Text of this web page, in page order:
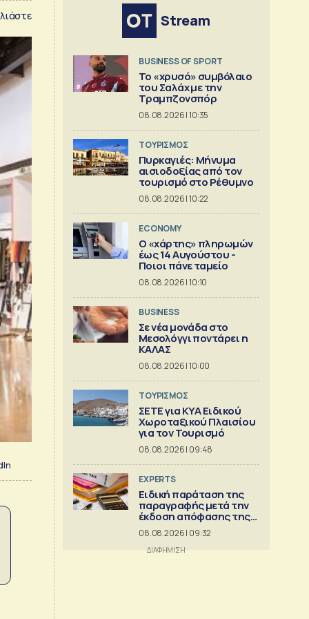
Stream
BUSINESS OF SPORT
Το «χρυσό» συμβόλαιο
του Σαλάχ με την
Τραμπζονσπόρ
08.08.2026 | 10:35
ΤΟΥΡΙΣΜΟΣ
Πυρκαγιές: Μήνυμα
αισιοδοξίας από τον
τουρισμό στο Ρέθυμνο
08.08.2026 | 10:22
ECONOMY
Ο «χάρτης» πληρωμών
έως 14 Αυγούστου -
Ποιοι πάνε ταμείο
08.08.2026 | 10:10
BUSINESS
Σε νέα μονάδα στο
Μεσολόγγι ποντάρει η
ΚΑΛΑΣ
08.08.2026 | 10:00
ΤΟΥΡΙΣΜΟΣ
ΣΕΤΕ για ΚΥΑ Ειδικού
Χωροταξικού Πλαισίου
για τον Τουρισμό
08.08.2026 | 09:48
EXPERTS
Ειδική παράταση της
παραγραφής μετά την
έκδοση απόφασης της
Διεύθυνσης Επίλυσης
Διαφορών [Μέρος 6ο]
08.08.2026 | 09:32